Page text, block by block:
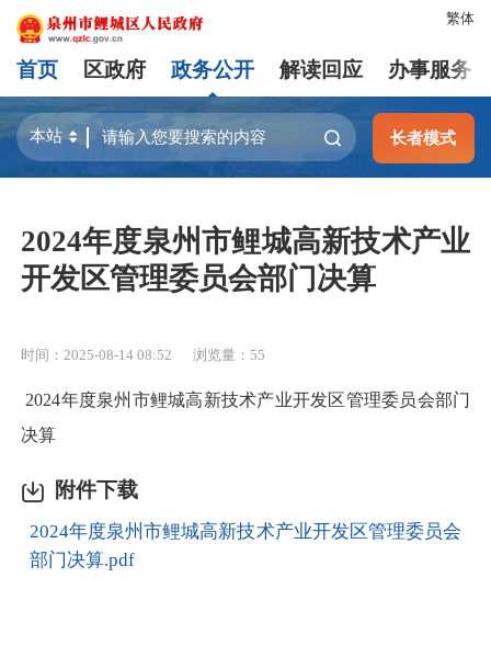
繁体
首页 区政府 政务公开 解读回应 办事服务
长者模式
2024年度泉州市鲤城高新技术产业
开发区管理委员会部门决算
时间：2025-08-14 08:52 浏览量： 55
2024年度泉州市鲤城高新技术产业开发区管理委员会部门
决算
附件下载
2024年度泉州市鲤城高新技术产业开发区管理委员会
部门决算.pdf